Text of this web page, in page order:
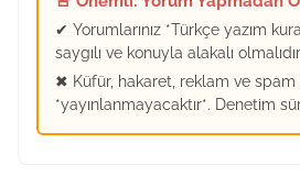
✔ Yorumlarınız *Türkçe yazım
saygılı ve konuyla alakalı
✖ Küfür, hakaret, reklam ve
*yayınlanmayacaktır*. Denetim